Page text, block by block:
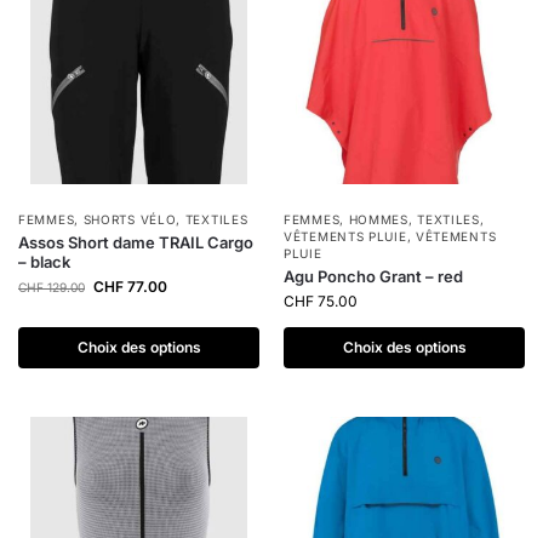
FEMMES, SHORTS VÉLO, TEXTILES
Assos Short dame TRAIL Cargo
– black
CHF129.00 CHF 77.00
Choix des options
FEMMES, HOMMES,TEXTILES,
VÊTEMENTS PLUIE, VÊTEMENTS
PLUIE
Agu Poncho Grant – red
CHF 75.00
Choix des options